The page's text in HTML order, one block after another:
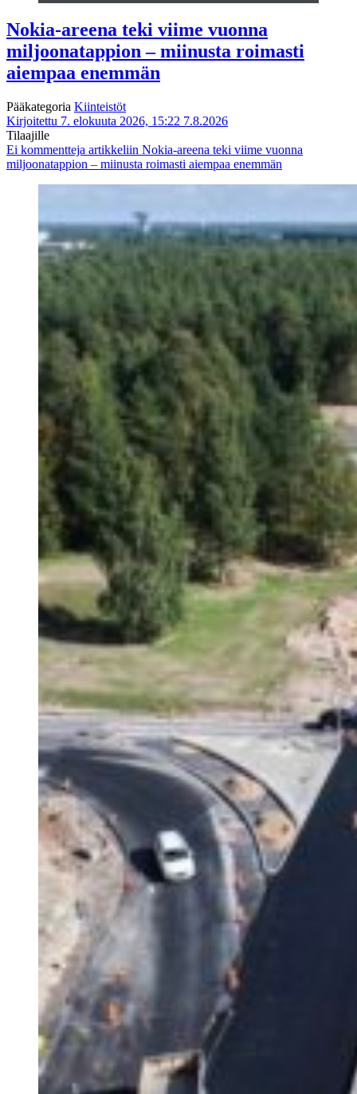
Nokia-areena teki viime vuonna
miljoonatappion – miinusta roimasti
aiempaa enemmän
Pääkategoria Kiinteistöt
Kirjoitettu 7. elokuuta 2026, 15:22 7.8.2026
Tilaajille
Ei kommentteja artikkeliin Nokia-areena teki viime vuonna
miljoonatappion – miinusta roimasti aiempaa enemmän